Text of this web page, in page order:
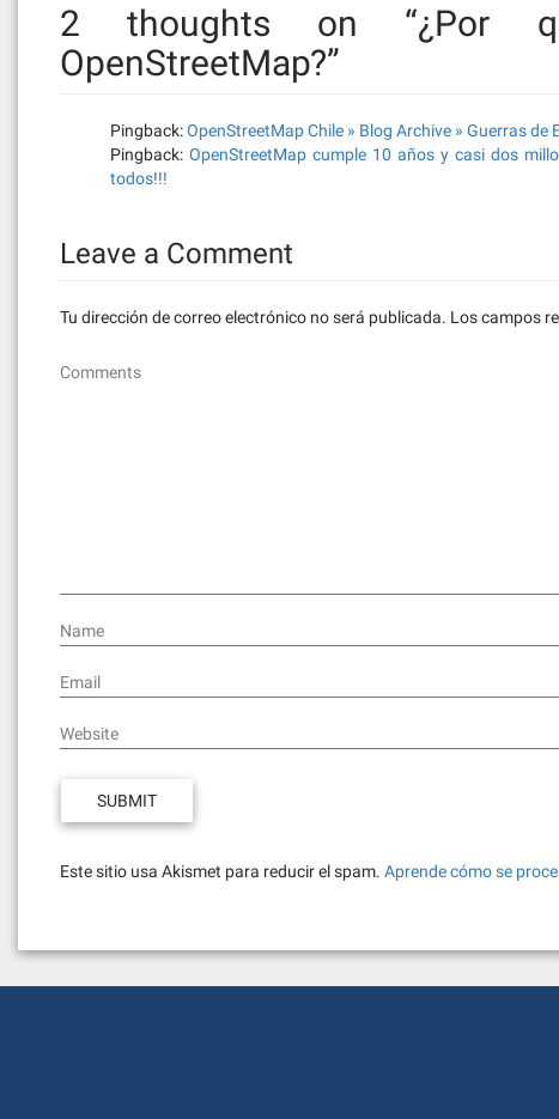
2 thoughts on “¿Por
OpenStreetMap?”
Pingback:OpenStreetMap Chile » Blog Archive » Guerras de
Pingback: OpenStreetMap cumple 10 años y casi dos
todos!!!
Leave a Comment
Tu dirección de correo electrónico no será publicada. Los campos
Comments
Name
Email
Website
Este sitio usa Akismet para reducir el spam. Aprende cómo se